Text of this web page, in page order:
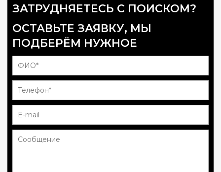
ЗАТРУДНЯЕТЕСЬ С ПОИСКОМ?
ОСТАВЬТЕ ЗАЯВКУ, МЫ
ПОДБЕРЁМ НУЖНОЕ